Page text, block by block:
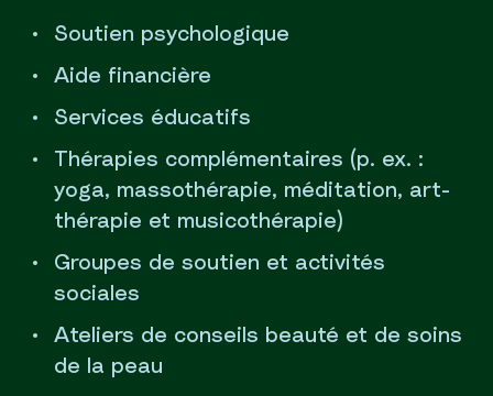
Soutien psychologique
Aide financière
Services éducatifs
Thérapies complémentaires (p. ex. :
yoga, massothérapie, méditation, art-
thérapie et musicothérapie)
Groupes de soutien et activités
sociales
Ateliers de conseils beauté et de soins
de la peau